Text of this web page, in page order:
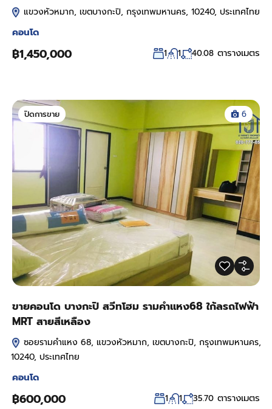
แขวงหัวหมาก, เขตบางกะปิ, กรุงเทพมหานคร, 10240, ประเทศไทย
คอนโด
฿1,450,000 1 1 40.08 ตารางเมตร
ปิดการขาย 6
ขายคอนโด บางกะปิ สวีทโฮม รามคำแหง68 ใก้ลรถไฟฟ้า
MRT สายสีเหลือง
ซอยรามคำแหง 68, แขวงหัวหมาก, เขตบางกะปิ, กรุงเทพมหานคร,
10240, ประเทศไทย
คอนโด
฿600,000 1 1 35.70 ตารางเมตร